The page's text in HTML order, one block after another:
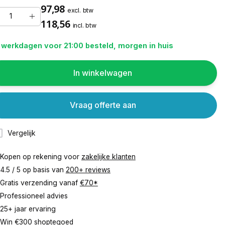
97,98 excl. btw
118,56 incl. btw
werkdagen voor 21:00 besteld, morgen in huis
In winkelwagen
Vergelijk
Vraag offerte aan
Kopen op rekening voor zakelijke klanten
4.5 / 5 op basis van 200+ reviews
Gratis verzending vanaf €70*
Professioneel advies
25+ jaar ervaring
Win €300 shoptegoed